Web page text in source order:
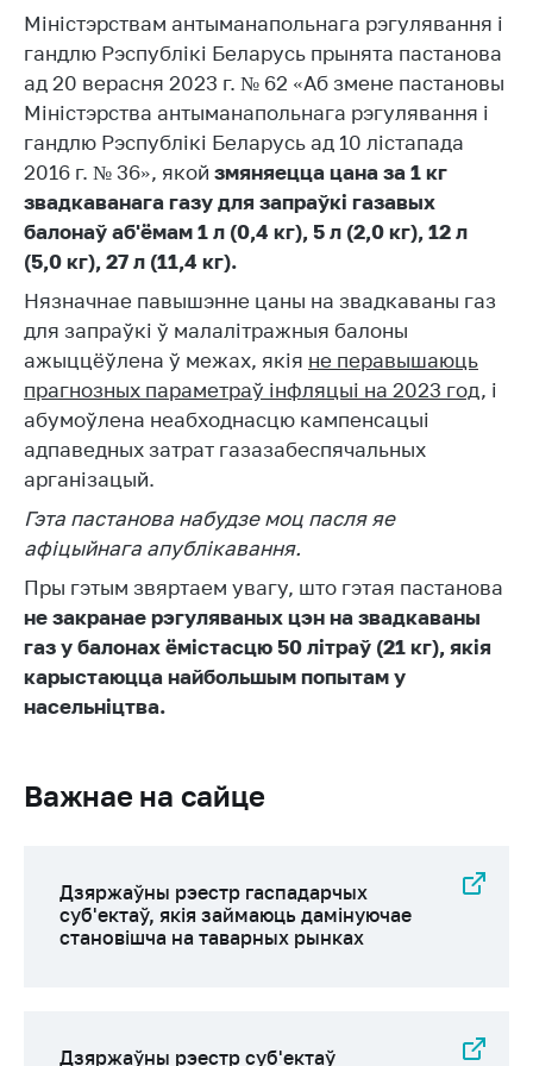
Дзейнасць
Антыманапольнае
рэгуляванне і
канкурэнцыя
Рэгуляванне
гандлю
Абарона правоў
спажыўцоў
Рэгуляванне
рэкламнай
дзейнасці
Рэгуляванне і
кантроль закупак
Прымяненне мер
нетарыфнага
рэгулявання
Біржавы гандаль
Навіны
Звярнуцца ў МАРГ
Асабісты прыем
Прамая
Электронныя
звароты
Міністэрствам антыманапольнага рэгулявання і
гандлю Рэспублікі Беларусь прынята пастанова
ад 20 верасня 2023 г. № 62 «Аб змене пастановы
Міністэрства антыманапольнага рэгулявання і
гандлю Рэспублікі Беларусь ад 10 лістапада
2016 г. № 36», якой змяняецца цана за 1 кг
звадкаванага газу для запраўкі газавых
балонаў аб'ёмам 1 л (0,4 кг), 5 л (2,0 кг), 12 л
(5,0 кг), 27 л (11,4 кг).
Нязначнае павышэнне цаны на звадкаваны газ
для запраўкі ў малалітражныя балоны
ажыццёўлена ў межах, якія не перавышаюць
прагнозных параметраў інфляцыі на 2023 год, і
абумоўлена неабходнасцю кампенсацыі
адпаведных затрат газазабеспячальных
арганізацый.
Гэта пастанова набудзе моц пасля яе
афіцыйнага апублікавання.
Пры гэтым звяртаем увагу, што гэтая пастанова
не закранае рэгуляваных цэн на звадкаваны
газ у балонах ёмістасцю 50 літраў (21 кг), якія
карыстаюцца найбольшым попытам у
насельніцтва.
Важнае на сайце
Дзяржаўны рэестр гаспадарчых
суб'ектаў, якія займаюць дамінуючае
становішча на таварных рынках
Дзяржаўны рэестр суб'eктаў